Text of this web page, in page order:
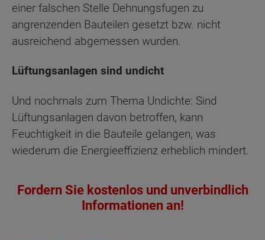
einer falschen Stelle Dehnungsfugen zu
angrenzenden Bauteilen gesetzt bzw. nicht
ausreichend abgemessen wurden.
Lüftungsanlagen sind undicht
Und nochmals zum Thema Undichte: Sind
Lüftungsanlagen davon betroffen, kann
Feuchtigkeit in die Bauteile gelangen, was
wiederum die Energieeffizienz erheblich mindert.
Fordern Sie kostenlos und unverbindlich
Informationen an!